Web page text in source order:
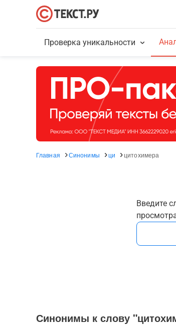
Проверка уникальности
Главная Синонимы ци цитохимера
Введите
Синонимы к слову